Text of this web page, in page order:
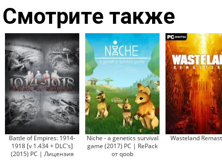
Смотрите также
Battle of Empires: 1914-
1918 [v 1.434 + DLC's]
(2015) PC | Лицензия
Niche - a genetics survival
game (2017) PC | RePack
от qoob
Wasteland